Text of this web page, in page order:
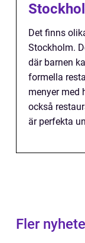
Det finns
Stockholm.
där barnen
formella
menyer med
också
är perfekta
Fler